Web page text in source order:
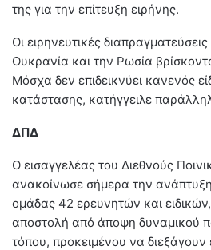
της για την επίτευξη ειρήνης.
Οι ειρηνευτικές
Ουκρανία και την Ρωσία
Μόσχα δεν επιδεικνύει κανενός
κατάστασης, κατήγγειλε
ΔΠΔ
Ο εισαγγελέας του Διεθνούς
ανακοίνωσε σήμερα την
ομάδας 42 ερευνητών και
αποστολή από άποψη δυναμικού
τόπου, προκειμένου να διεξάγουν